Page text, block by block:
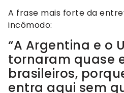
A frase mais forte da
incômodo:
“A Argentina e o
tornaram quase
brasileiros,
entra aqui sem